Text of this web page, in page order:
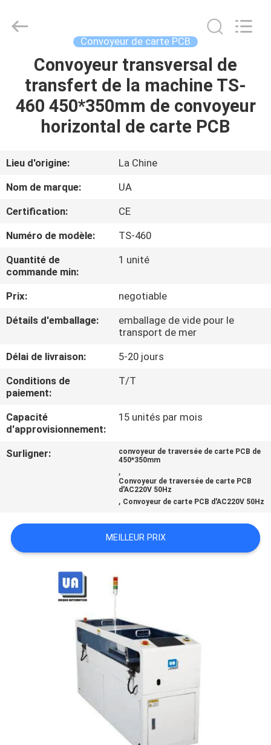
MAISON
PRODUITS
SUJET
DE
NOUS
VISITE
D'USINE
CONTRÔLE
DE
CONTACTEZ-
NOUS
NOUVELLES
CITATION
VR
2026
UNIQUE
Convoyeur de carte PCB
Convoyeur transversal de
transfert de la machine TS-
460 450*350mm de convoyeur
horizontal de carte PCB
Lieu d'origine:
La Chine
Nom de marque:
UA
Certification:
CE
Numéro de modèle:
TS-460
Quantité de
commande min:
1 unité
Prix:
negotiable
Détails d'emballage:
emballage de vide pour le
transport de mer
Délai de livraison:
5-20 jours
Conditions de
paiement:
T/T
Capacité
d'approvisionnement:
15 unités par mois
Surligner:
convoyeur de traversée de carte PCB de
450*350mm
,
Convoyeur de traversée de carte PCB
d'AC220V 50Hz
, Convoyeur de carte PCB d'AC220V 50Hz
MEILLEUR PRIX